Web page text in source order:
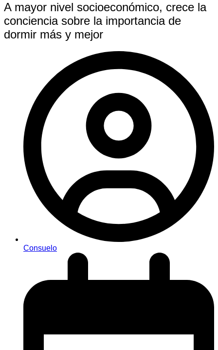
A mayor nivel socioeconómico, crece la
conciencia sobre la importancia de
dormir más y mejor
Consuelo